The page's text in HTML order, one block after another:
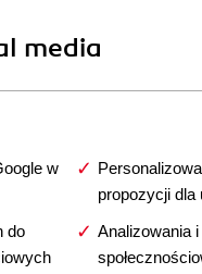
media
w
do
propozycji dla
Analizowania